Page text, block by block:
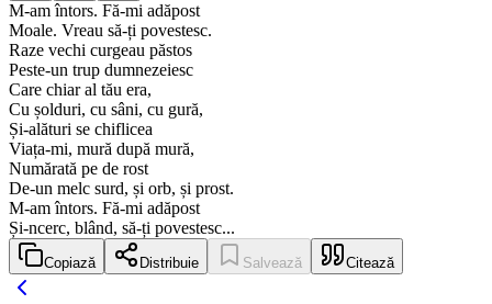
M-am întors. Fă-mi adăpost
Moale. Vreau să-ți povestesc.
Raze vechi curgeau păstos
Peste-un trup dumnezeiesc
Care chiar al tău era,
Cu șolduri, cu sâni, cu gură,
Și-alături se chiflicea
Viața-mi, mură după mură,
Numărată pe de rost
De-un melc surd, și orb, și prost.
M-am întors. Fă-mi adăpost
Și-ncerc, blând, să-ți povestesc...
Copiază Distribuie Salvează Citează